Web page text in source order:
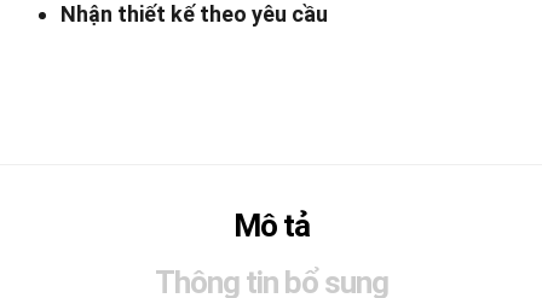
Nhận thiết kế theo yêu cầu
Mô tả
Thông tin bổ sung